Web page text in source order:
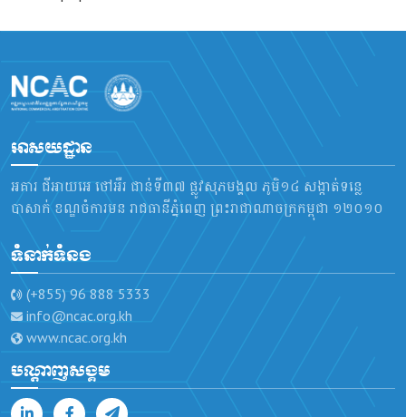
អាសយដ្ឋាន
អគារ ជីអាយអេ ថៅអឺរ ជាន់ទី៣៧ ផ្លូវសុភមង្គល ភូមិ១៤ សង្កាត់ទន្លេ
បាសាក់ ខណ្ឌចំការមន រាជធានីភ្នំពេញ ព្រះរាជាណាចក្រកម្ពុជា ១២០១០
ទំនាក់ទំនង
(+855) 96 888 5333
info@ncac.org.kh
www.ncac.org.kh
បណ្តាញសង្គម